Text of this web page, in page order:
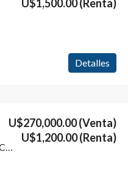
U$1,500.00(Renta)
Detalles
U$270,000.00(Venta)
U$1,200.00(Renta)